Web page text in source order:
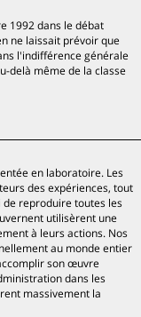
1992 dans le débat
ne laissait prévoir que
l'indifférence générale
delà même de la classe
en laboratoire. Les
des expériences, tout
reproduire toutes les
utilisèrent une
à leurs actions. Nos
au monde entier
son œuvre
dans les
massivement la